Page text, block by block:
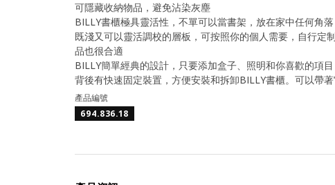
可隱藏收納物品，避免沾染灰塵
BILLY書櫃極具靈活性，不單可以當書架，放在家中任何角
既淺又可以靈活調校的層板，可按照你的個人需要，自行
品也很合適
BILLY簡單經典的設計，只要添加盒子、照明和你喜歡的項
背後有快速固定裝置，方便安裝和拆卸BILLY書櫃。可以帶
產品編號
694.836.18